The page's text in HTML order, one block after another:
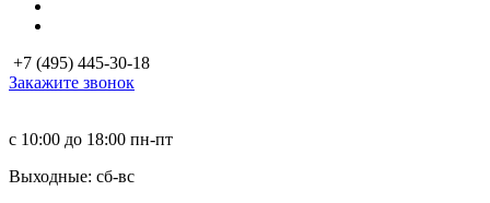
+7 (495) 445-30-18
Закажите звонок
с 10:00 до 18:00 пн-пт
Выходные: сб-вc